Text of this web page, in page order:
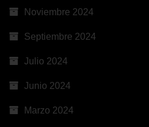
Noviembre 2024
Septiembre 2024
Julio 2024
Junio 2024
Marzo 2024